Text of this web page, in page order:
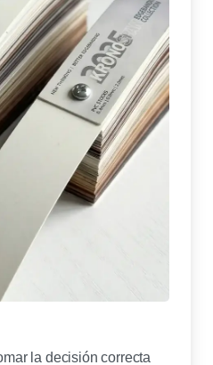
la decisión correcta